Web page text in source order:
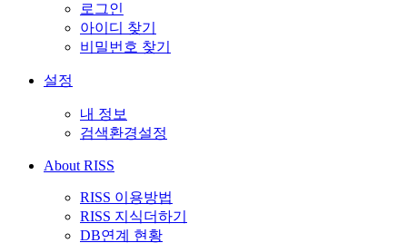
로그인
아이디 찾기
비밀번호 찾기
설정
내 정보
검색환경설정
About RISS
RISS 이용방법
RISS 지식더하기
DB연계 현황